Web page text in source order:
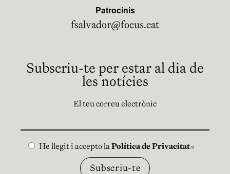
Patrocinis
fsalvador@focus.cat
Subscriu-te per estar al dia de
les notícies
El teu correu electrònic
He llegit i accepto laPolítica de Privacitat Abre en